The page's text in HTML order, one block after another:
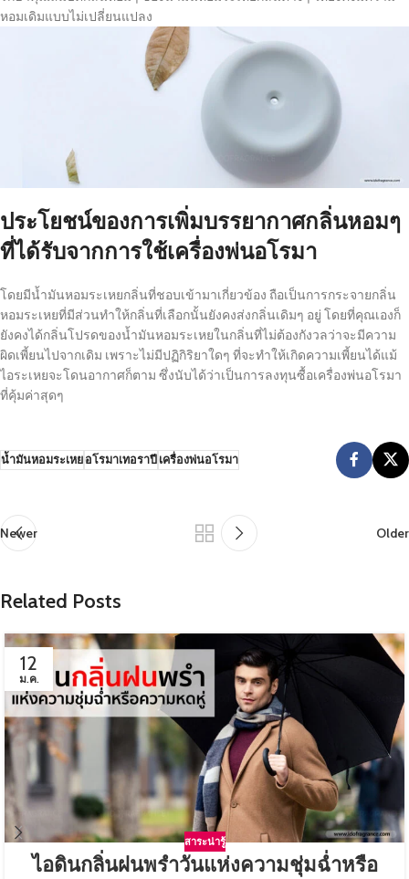
หอมเดิมแบบไม่เปลี่ยนแปลง
ประโยชน์ของการเพิ่มบรรยากาศกลิ่นหอมๆ
ที่ได้รับจากการใช้เครื่องพ่นอโรมา
โดยมีน้ำมันหอมระเหยกลิ่นที่ชอบเข้ามาเกี่ยวข้อง ถือเป็นการกระจายกลิ่น
หอมระเหยที่มีส่วนทำให้กลิ่นที่เลือกนั้นยังคงส่งกลิ่นเดิมๆ อยู่ โดยที่คุณเองก็
ยังคงได้กลิ่นโปรดของน้ำมันหอมระเหยในกลิ่นที่ไม่ต้องกังวลว่าจะมีความ
ผิดเพี้ยนไปจากเดิม เพราะไม่มีปฏิกิริยาใดๆ ที่จะทำให้เกิดความเพี้ยนได้แม้
ไอระเหยจะโดนอากาศก็ตาม ซึ่งนับได้ว่าเป็นการลงทุนซื้อเครื่องพ่นอโรมา
ที่คุ้มค่าสุดๆ
น้ำมันหอมระเหยอโรมาเทอราปี เครื่องพ่นอโรมา
Newer Older
Related Posts
12
ม.ค.
สาระน่ารู้
ไอดินกลิ่นฝนพรำวันแห่งความชุ่มฉ่ำหรือ